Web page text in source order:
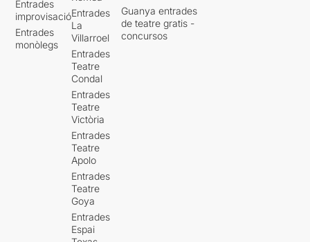
Entrades
improvisació
Entrades
monòlegs
Entrades
La
Villarroel
Entrades
Teatre
Condal
Entrades
Teatre
Victòria
Entrades
Teatre
Apolo
Entrades
Teatre
Goya
Entrades
Espai
Guanya entrades
de teatre gratis -
concursos